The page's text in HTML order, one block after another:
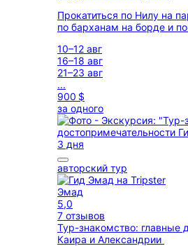
Прокатиться по Нилу на
по барханам на борде и
10–12 авг
16–18 авг
21–23 авг
...
900 $
за одного
3 дня
авторский тур
Эмад
5,0
7 отзывов
Тур-знакомство: главные
Каира и Александрии